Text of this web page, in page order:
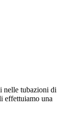
nelle tubazioni di
effettuiamo una